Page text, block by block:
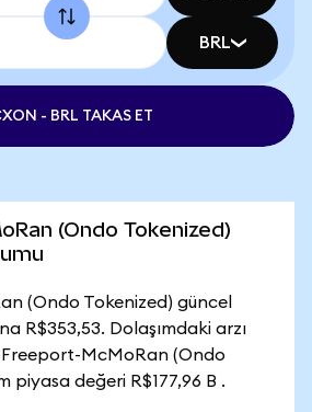
BRL
- BRL TAKAS ET
(Ondo Tokenized)
(Ondo Tokenized) güncel
R$353,53. Dolaşımdaki arzı
McMoRan (Ondo
piyasa değeri R$177,96 B .